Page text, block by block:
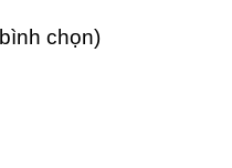
chọn)